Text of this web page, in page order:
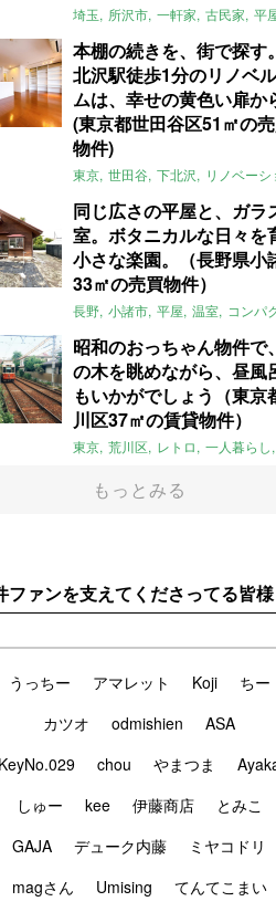
埼玉 所沢市 一軒家 古民家 平
本棚の続きを、街で探す
北沢駅徒歩1分のリノベ
ムは、幸せの黄色い扉か
(東京都世田谷区51㎡の
物件)
東京 世田谷 下北沢 リノベーショ
同じ広さの平屋と、ガラ
室。ボタニカルな日々を
小さな楽園。（長野県小
33㎡の売買物件）
長野 小諸市 平屋 温室 コンパク
昭和のおっちゃん物件で
の木を眺めながら、昼風
もいかがでしょう（東京
川区37㎡の賃貸物件）
東京 荒川区 レトロ 一人暮らし
もっとみる
ファンを支えてくださってる皆様
うっちー アマレット Koji
ちー
カツオ
odmishien
ASA
chou やまつま
しゅー
kee 伊藤商店
とみこ
GAJA
デューク内藤
ミヤコドリ
magさん
Umising てんてこまい